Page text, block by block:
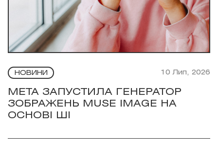
НОВИНИ 10 Лип, 2026
META ЗАПУСТИЛА ГЕНЕРАТОР
ЗОБРАЖЕНЬ MUSE IMAGE НА
ОСНОВІ ШІ